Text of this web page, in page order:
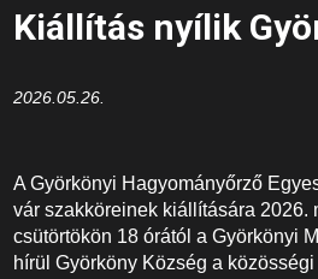
Kiállítás nyílik
2026.05.26.
A Györkönyi Hagyományőrző
vár szakköreinek kiállítására 2026.
csütörtökön 18 órától a Györkönyi
hírül Györköny Község a